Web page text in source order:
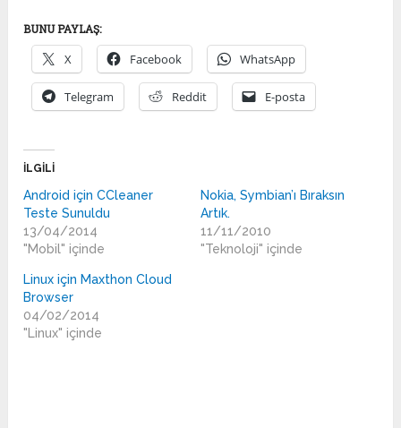
BUNU PAYLAŞ:
X Facebook WhatsApp
Telegram Reddit E-posta
İLGILI
Android için CCleaner
Teste Sunuldu
13/04/2014
"Mobil" içinde
Nokia, Symbian’ı Bıraksın
Artık.
11/11/2010
"Teknoloji" içinde
Linux için Maxthon Cloud
Browser
04/02/2014
"Linux" içinde